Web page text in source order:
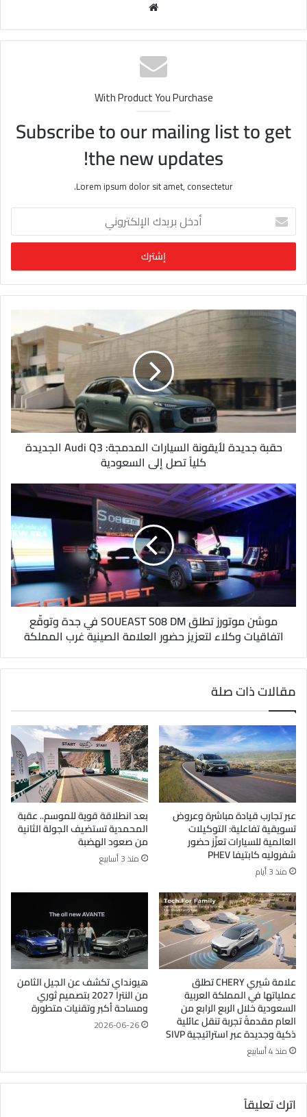
الوي
ب
With Product You Purchase
Subscribe to our mailing list to get
the new updates!
Lorem ipsum dolor sit amet, consectetur.
خ
ب
ر
ي
د
ل
ت
ر
حقبة جديدة لأيقونة السيارات المدمجة: Audi Q3 الجديدة
كلياً تصل إلى السعودية
موشن موتورز تطلق SOUEAST S08 DM في جدة وتوقّع
اتفاقيات وكلاء لتعزيز حضور العلامة الصينية غرب المملكة
مقالات ذات صلة
عبر تجارب قيادة مباشرة وعروض
تسويقية تفاعلية: التوكيلات
العالمية للسيارات تعزّز حضور
شفروليه كابتيفا PHEV
منذ 3 أيام
بعد انطلاقة قوية للموسم.. عقبة
المحمدية تستضيف الجولة الثانية
من صعود الهضبة
منذ 3 أسابيع
علامة شيري CHERY تطلق
عملياتها في المملكة العربية
السعودية خلال الربع الرابع من
العام مقدمةً تجربة تنقل عائلية
ذكية وجديدة عبر استراتيجية SIVP
منذ 4 أسابيع
هيونداي تكشف عن الجيل الثامن
من النترا 2027 بتصميم ثوري
ومساحة أكبر وتقنيات متطورة
2026-06-26
اترك تعليقاً